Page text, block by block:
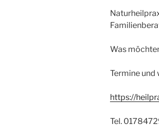
Was
Termine
https://
Tel.